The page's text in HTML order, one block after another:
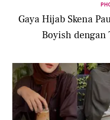
Gaya Hijab Skena
Boyish dengan